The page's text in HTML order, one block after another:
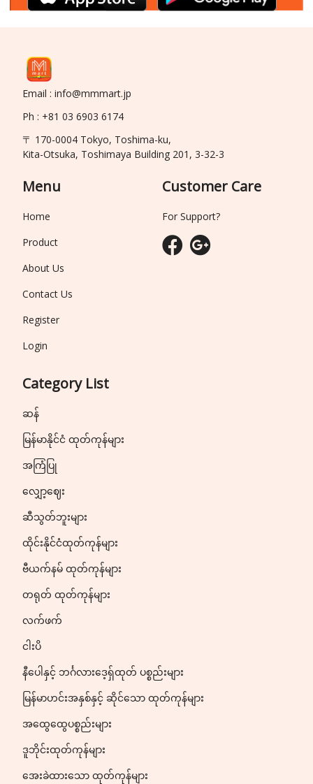
Email : info@mmmart.jp
Ph : +81 03 6903 6174
〒 170-0004 Tokyo, Toshima-ku,
Kita-Otsuka, Toshimaya Building 201, 3-32-3
Menu
Home
Product
About Us
Contact Us
Register
Login
Category List
ဆန်
မြန်မာနိုင်ငံ ထုတ်ကုန်များ
အကြံပြု
လျှော့ဈေး
ဆီသွတ်ဘူးများ
ထိုင်းနိုင်ငံထုတ်ကုန်များ
ဗီယက်နမ် ထုတ်ကုန်များ
တရုတ် ထုတ်ကုန်များ
လက်ဖက်
ငါးပိ
နီပေါနှင့် ဘင်္ဂလားဒေ့ရှ်ထုတ် ပစ္စည်းများ
မြန်မာဟင်းအနှစ်နှင့် ဆိုင်သော ထုတ်ကုန်များ
အထွေထွေပစ္စည်းများ
ဒူဘိုင်းထုတ်ကုန်များ
အေးခဲထားသော ထုတ်ကုန်များ
Customer Care
For Support?